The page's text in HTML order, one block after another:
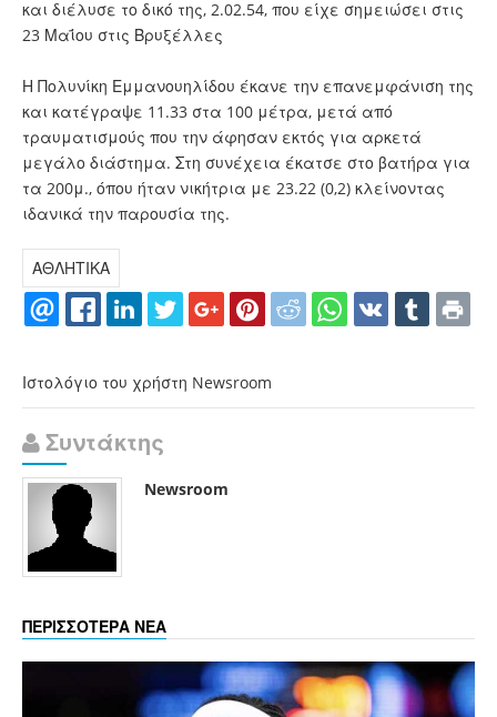
και διέλυσε το δικό της, 2.02.54, που είχε σημειώσει στις
23 Μαΐου στις Βρυξέλλες
Η Πολυνίκη Εμμανουηλίδου έκανε την επανεμφάνιση της
και κατέγραψε 11.33 στα 100 μέτρα, μετά από
τραυματισμούς που την άφησαν εκτός για αρκετά
μεγάλο διάστημα. Στη συνέχεια έκατσε στο βατήρα για
τα 200μ., όπου ήταν νικήτρια με 23.22 (0,2) κλείνοντας
ιδανικά την παρουσία της.
ΑΘΛΗΤΙΚΑ
Ιστολόγιο του χρήστη Newsroom
Συντάκτης
Newsroom
ΠΕΡΙΣΣΟΤΕΡΑ ΝΕΑ